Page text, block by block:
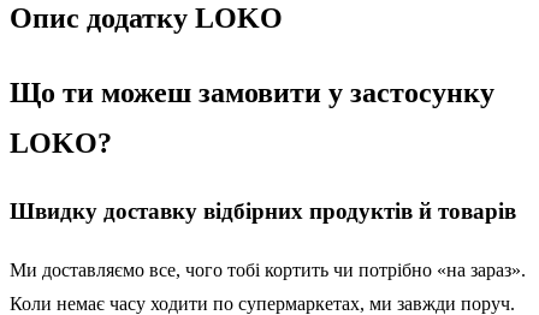
Опис додатку LOKO
Що ти можеш замовити у застосунку
LOKO?
Швидку доставку відбірних продуктів й товарів
Ми доставляємо все, чого тобі кортить чи потрібно «на зараз».
Коли немає часу ходити по супермаркетах, ми завжди поруч.